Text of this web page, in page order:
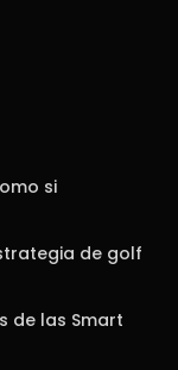
si
de golf
de las Smart